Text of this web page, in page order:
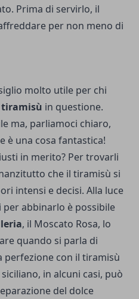
Prima di servirlo, il
per non meno di
molto utile per chi
tiramisù in questione.
ma, parliamoci chiaro,
è una cosa fantastica!
in merito? Per trovarli
che il tiramisù si
intensi e decisi. Alla luce
abbinarlo è possibile
, il Moscato Rosa, lo
quando si parla di
perfezione con il tiramisù
in alcuni casi, può
del dolce